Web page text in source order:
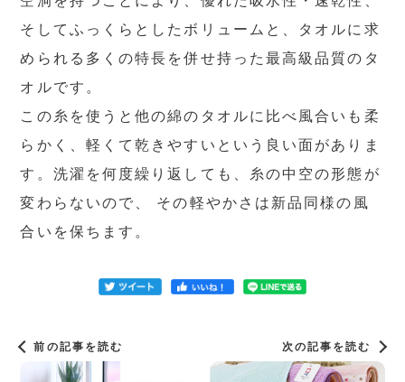
そしてふっくらとしたボリュームと、タオルに求
められる多くの特長を併せ持った最高級品質のタ
オルです。
この糸を使うと他の綿のタオルに比べ風合いも柔
らかく、軽くて乾きやすいという良い面がありま
す。洗濯を何度繰り返しても、糸の中空の形態が
変わらないので、 その軽やかさは新品同様の風
合いを保ちます。
前の記事を読む 次の記事を読む